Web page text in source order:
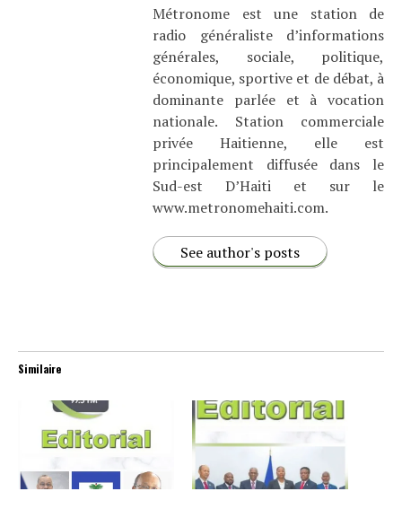
Métronome est une station de
radio généraliste d’informations
générales, sociale, politique,
économique, sportive et de débat, à
dominante parlée et à vocation
nationale. Station commerciale
privée Haitienne, elle est
principalement diffusée dans le
Sud-est D’Haiti et sur le
www.metronomehaiti.com.
See author's posts
Similaire